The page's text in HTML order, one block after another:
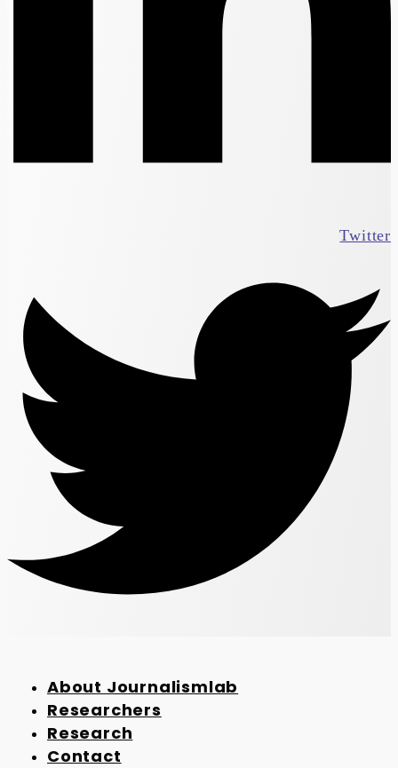
Twitter
About Journalismlab
Researchers
Research
Contact